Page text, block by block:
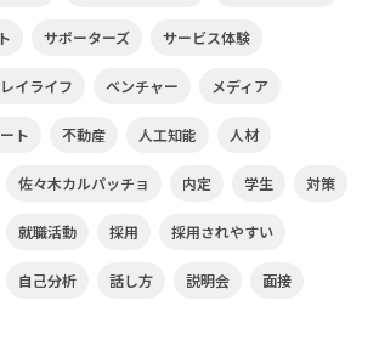
サポーターズ サービス体験
イライフ ベンチャー メディア
ト 不動産 人工知能 人材
佐々木カルパッチョ 内定 学生 対策
就職活動 採用 採用されやすい
自己分析 話し方 説明会 面接